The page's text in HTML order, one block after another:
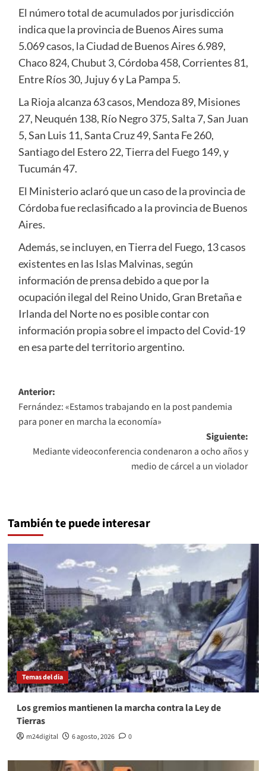
El número total de acumulados por jurisdicción
indica que la provincia de Buenos Aires suma
5.069 casos, la Ciudad de Buenos Aires 6.989,
Chaco 824, Chubut 3, Córdoba 458, Corrientes 81,
Entre Ríos 30, Jujuy 6 y La Pampa 5.
La Rioja alcanza 63 casos, Mendoza 89, Misiones
27, Neuquén 138, Río Negro 375, Salta 7, San Juan
5, San Luis 11, Santa Cruz 49, Santa Fe 260,
Santiago del Estero 22, Tierra del Fuego 149, y
Tucumán 47.
El Ministerio aclaró que un caso de la provincia de
Córdoba fue reclasificado a la provincia de Buenos
Aires.
Además, se incluyen, en Tierra del Fuego, 13 casos
existentes en las Islas Malvinas, según
información de prensa debido a que por la
ocupación ilegal del Reino Unido, Gran Bretaña e
Irlanda del Norte no es posible contar con
información propia sobre el impacto del Covid-19
en esa parte del territorio argentino.
Navegación
de
entradas
Anterior:
Fernández: «Estamos trabajando en la post pandemia
para poner en marcha la economía»
Siguiente:
Mediante videoconferencia condenaron a ocho años y
medio de cárcel a un violador
También te puede interesar
Temas del dia
Los gremios mantienen la marcha contra la Ley de
Tierras
m24digital 6 agosto, 2026 0